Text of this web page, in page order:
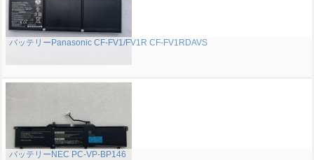
バッテリーPanasonic CF-FV1/FV1R CF-FV1RDAVS
バッテリーNEC PC-VP-BP146